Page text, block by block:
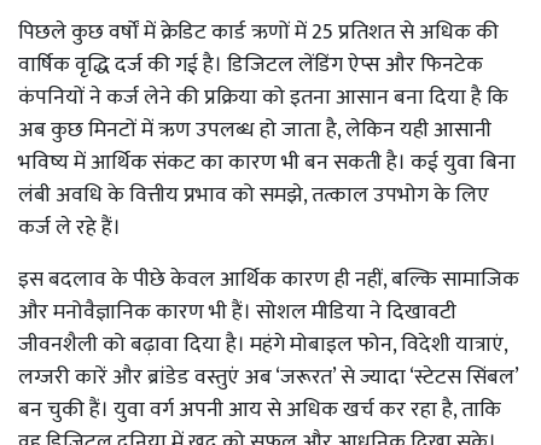
पिछले कुछ वर्षों में क्रेडिट कार्ड ऋणों में 25 प्रतिशत से अधिक की
वार्षिक वृद्धि दर्ज की गई है। डिजिटल लेंडिंग ऐप्स और फिनटेक
कंपनियों ने कर्ज लेने की प्रक्रिया को इतना आसान बना दिया है कि
अब कुछ मिनटों में ऋण उपलब्ध हो जाता है, लेकिन यही आसानी
भविष्य में आर्थिक संकट का कारण भी बन सकती है। कई युवा बिना
लंबी अवधि के वित्तीय प्रभाव को समझे, तत्काल उपभोग के लिए
कर्ज ले रहे हैं।
इस बदलाव के पीछे केवल आर्थिक कारण ही नहीं, बल्कि सामाजिक
और मनोवैज्ञानिक कारण भी हैं। सोशल मीडिया ने दिखावटी
जीवनशैली को बढ़ावा दिया है। महंगे मोबाइल फोन, विदेशी यात्राएं,
लग्जरी कारें और ब्रांडेड वस्तुएं अब ‘जरूरत’ से ज्यादा ‘स्टेटस सिंबल’
बन चुकी हैं। युवा वर्ग अपनी आय से अधिक खर्च कर रहा है, ताकि